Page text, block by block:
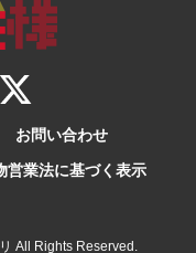
お問い合わせ
営業法に基づく表示
All Rights Reserved.